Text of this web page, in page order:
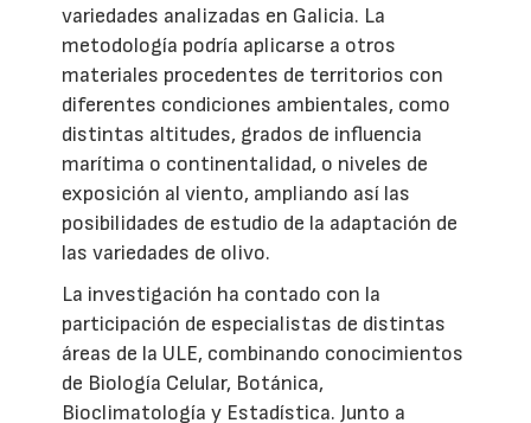
variedades analizadas en Galicia. La
metodología podría aplicarse a otros
materiales procedentes de territorios con
diferentes condiciones ambientales, como
distintas altitudes, grados de influencia
marítima o continentalidad, o niveles de
exposición al viento, ampliando así las
posibilidades de estudio de la adaptación de
las variedades de olivo.
La investigación ha contado con la
participación de especialistas de distintas
áreas de la ULE, combinando conocimientos
de Biología Celular, Botánica,
Bioclimatología y Estadística. Junto a